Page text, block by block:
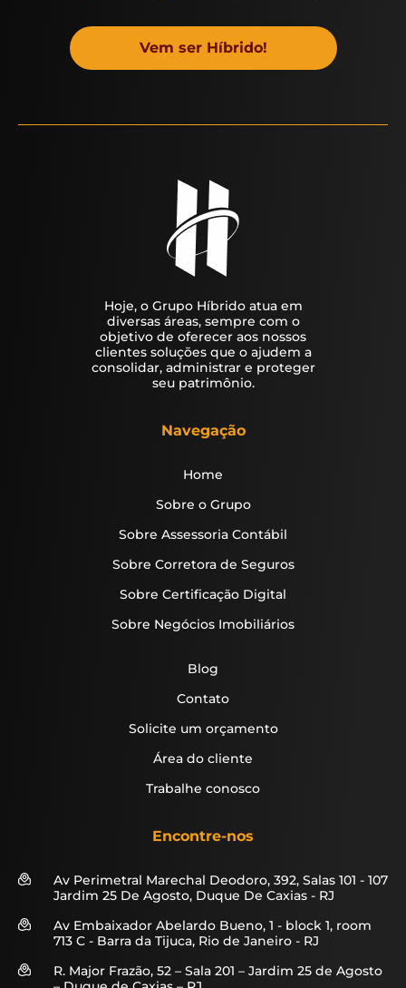
Vem ser Híbrido!
Hoje, o Grupo Híbrido atua em
diversas áreas, sempre com o
objetivo de oferecer aos nossos
clientes soluções que o ajudem a
consolidar, administrar e proteger
seu patrimônio.
Navegação
Home
Sobre o Grupo
Sobre Assessoria Contábil
Sobre Corretora de Seguros
Sobre Certificação Digital
Sobre Negócios Imobiliários
Blog
Contato
Solicite um orçamento
Área do cliente
Trabalhe conosco
Encontre-nos
Av Perimetral Marechal Deodoro, 392, Salas 101 - 107
Jardim 25 De Agosto, Duque De Caxias - RJ
Av Embaixador Abelardo Bueno, 1 - block 1, room
713 C - Barra da Tijuca, Rio de Janeiro - RJ
R. Major Frazão, 52 – Sala 201 – Jardim 25 de Agosto